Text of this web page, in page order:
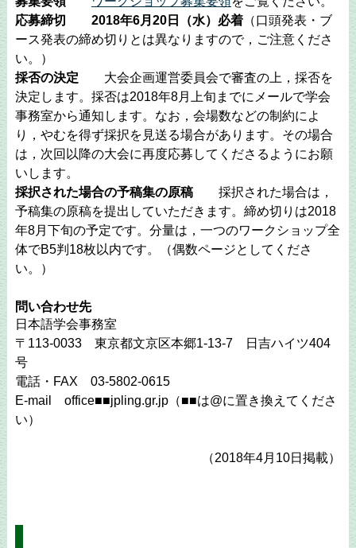
応募締切
2018年6月20日（水）必着（口頭発表・ブ
ース発表の締め切りとは異なりますので，ご注意くださ
い。）
採否の決定 大会企画運営委員会で審査の上，採否を
決定します。採否は2018年8月上旬までにメールで学会
事務室から通知します。なお，会場数などの制約によ
り，やむを得ず採択を見送る場合があります。その場合
は，次回以降の大会に再度応募してくださるようにお願
いします。
採択された場合の予稿集の原稿採択された場合は，
予稿集の原稿を提出していただきます。締め切りは2018
年8月下旬の予定です。分量は，一つのワークショップ全
体でB5判18枚以内です。（偶数ページとしてくださ
い。）
問い合わせ先
日本語学会事務室
〒113-0033 東京都文京区本郷1-13-7 日吉ハイツ404
号
電話・FAX 03-5802-0615
E-mail office■■jpling.gr.jp（■■は@に置き換えてくださ
い）
（2018年4月10日掲載）